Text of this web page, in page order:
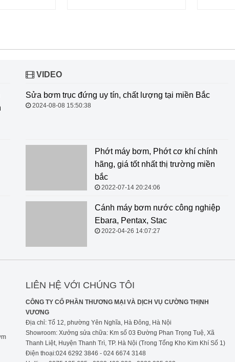
VIDEO
Sửa bơm trục đứng uy tín, chất
Phớt máy bơm, Phớt cơ khí chính
hãng, giá tốt nhất thị trường miền
bắc
2022-07-14 20:24:06
Cánh máy bơm nước công nghiệp Ebara, Pentax, Stac
LIÊN HỆ VỚI CHÚNG TÔI
CÔNG TY CỔ PHẦN THƯƠNG MẠI VÀ DỊCH VỤ CƯỜNG THỊNH
VƯƠNG
Địa chỉ: Tổ 12, phường Yên Nghĩa, Hà Đông, Hà Nội
Showroom: Xưởng sửa chữa: Km số 03 Đường Phan Trọng Tuệ, Xã
Thanh Liệt, Huyện Thanh Trì, TP. Hà Nội (Trong Tổng Kho Kim Khí Số 1)
Điện thoại:024 6292 3846 - 024 6674 3148